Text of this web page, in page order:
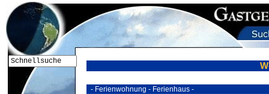
- Ferienwohnung - Ferienhaus -